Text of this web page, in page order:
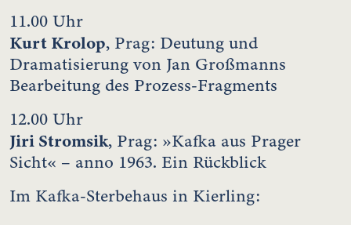
11.00 Uhr
Kurt Krolop, Prag: Deutung und
Dramatisierung von Jan Großmanns
Bearbeitung des Prozess-Fragments
12.00 Uhr
Jiri Stromsik, Prag: »Kafka aus Prager
Sicht« – anno 1963. Ein Rückblick
Im Kafka-Sterbehaus in Kierling: